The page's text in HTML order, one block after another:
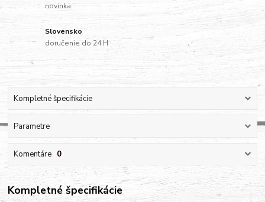
novinka
Slovensko
doručenie do 24 H
Kompletné špecifikácie
Parametre
Komentáre 0
Kompletné špecifikácie